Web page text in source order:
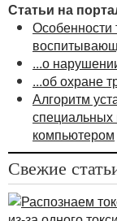
снижения
женщины на
заключение
учреждением
Статьи на
...о
...об охране
Алгоритм
компьютером
Свежие